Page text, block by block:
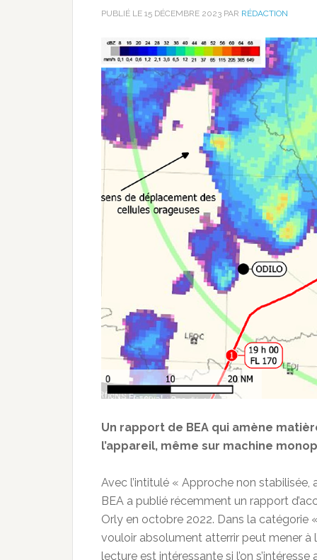
PUBLIÉ LE 15 DÉCEMBRE 2023 PAR RÉDACTION
Un rapport de BEA qui amène
l’appareil, même sur machine
Avec l’intitulé « Approche non
BEA a publié récemment un rapport
Orly en octobre 2022. Dans la catégorie
vouloir absolument atterrir peut mener à
lecture est intéressante si l’on